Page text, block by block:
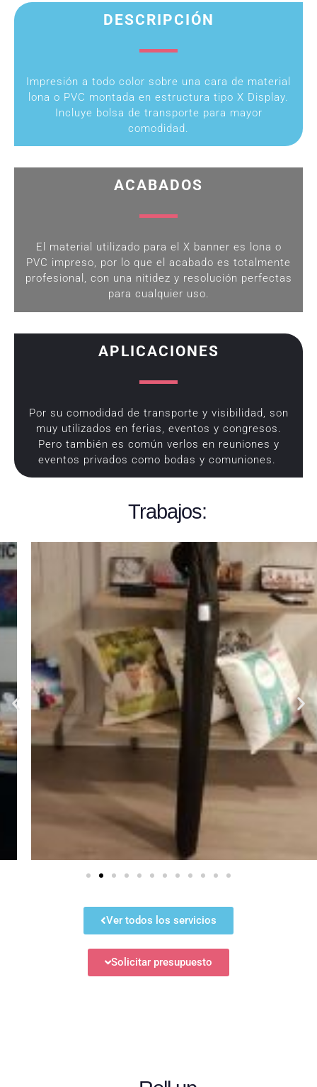
DESCRIPCIÓN
Impresión a todo color sobre una cara de material
lona o PVC montada en estructura tipo X Display.
Incluye bolsa de transporte para mayor
comodidad.
ACABADOS
El material utilizado para el X banner es lona o
PVC impreso, por lo que el acabado es totalmente
profesional, con una nitidez y resolución perfectas
para cualquier uso.
APLICACIONES
Por su comodidad de transporte y visibilidad, son
muy utilizados en ferias, eventos y congresos.
Pero también es común verlos en reuniones y
eventos privados como bodas y comuniones.
Trabajos:
Ver todos los servicios
Solicitar presupuesto